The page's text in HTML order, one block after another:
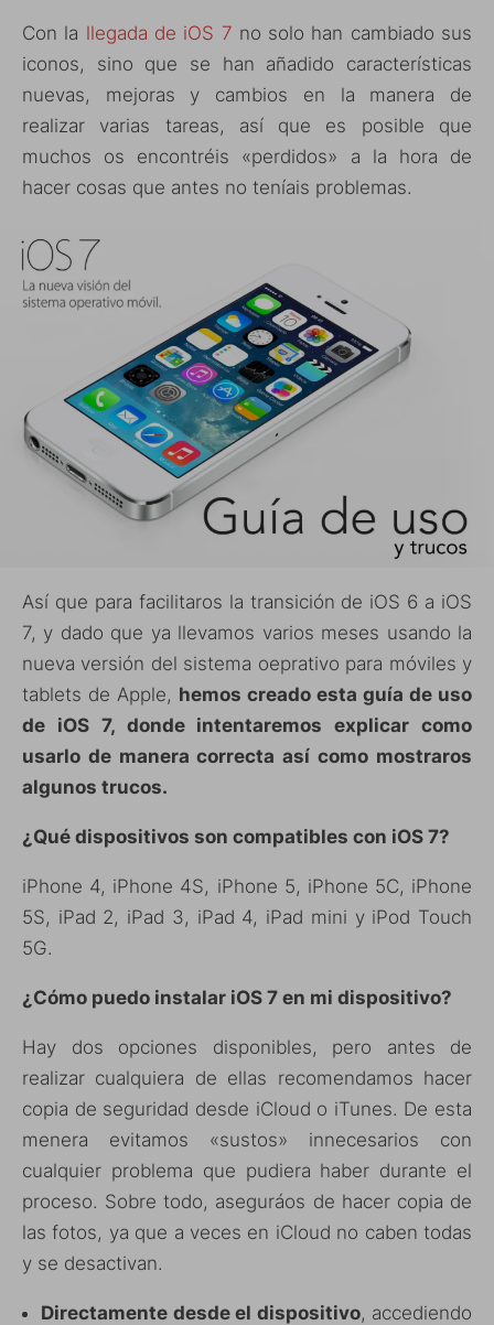
Con la llegada de iOS 7 no solo han cambiado sus
iconos, sino que se han añadido características
nuevas, mejoras y cambios en la manera de
realizar varias tareas, así que es posible que
muchos os encontréis «perdidos» a la hora de
hacer cosas que antes no teníais problemas.
Así que para facilitaros la transición de iOS 6 a iOS
7, y dado que ya llevamos varios meses usando la
nueva versión del sistema oeprativo para móviles y
tablets de Apple, hemos creado esta guía de uso
de iOS 7, donde intentaremos explicar como
usarlo de manera correcta así como mostraros
algunos trucos.
¿Qué dispositivos son compatibles con iOS 7?
iPhone 4, iPhone 4S, iPhone 5, iPhone 5C, iPhone
5S, iPad 2, iPad 3, iPad 4, iPad mini y iPod Touch
5G.
¿Cómo puedo instalar iOS 7 en mi dispositivo?
Hay dos opciones disponibles, pero antes de
realizar cualquiera de ellas recomendamos hacer
copia de seguridad desde iCloud o iTunes. De esta
menera evitamos «sustos» innecesarios con
cualquier problema que pudiera haber durante el
proceso. Sobre todo, aseguráos de hacer copia de
las fotos, ya que a veces en iCloud no caben todas
y se desactivan.
Directamente desde el dispositivo, accediendo